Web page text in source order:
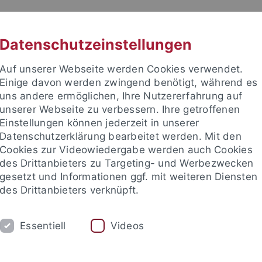
FORSCHUNG
um sich anzumelden:
Datenschutzeinstellungen
Auf unserer Webseite werden Cookies verwendet.
Einige davon werden zwingend benötigt, während es
uns andere ermöglichen, Ihre Nutzererfahrung auf
unserer Webseite zu verbessern. Ihre getroffenen
Einstellungen können jederzeit in unserer
Datenschutzerklärung bearbeitet werden. Mit den
Cookies zur Videowiedergabe werden auch Cookies
des Drittanbieters zu Targeting- und Werbezwecken
gesetzt und Informationen ggf. mit weiteren Diensten
des Drittanbieters verknüpft.
Essentiell Videos